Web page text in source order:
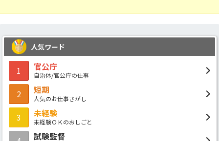
人気ワード
1 官公庁
自治体/官公庁の仕事
2 短期
人気のお仕事さがし
3 未経験
未経験ＯＫのおしごと
試験監督